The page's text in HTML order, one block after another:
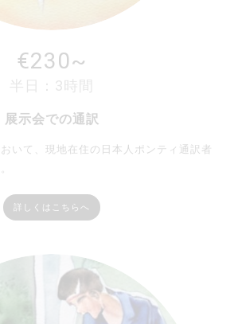
€230~
半日：3時間
展示会での通訳
いて、現地在住の日本人ポンティ通訳者
詳しくはこちらへ